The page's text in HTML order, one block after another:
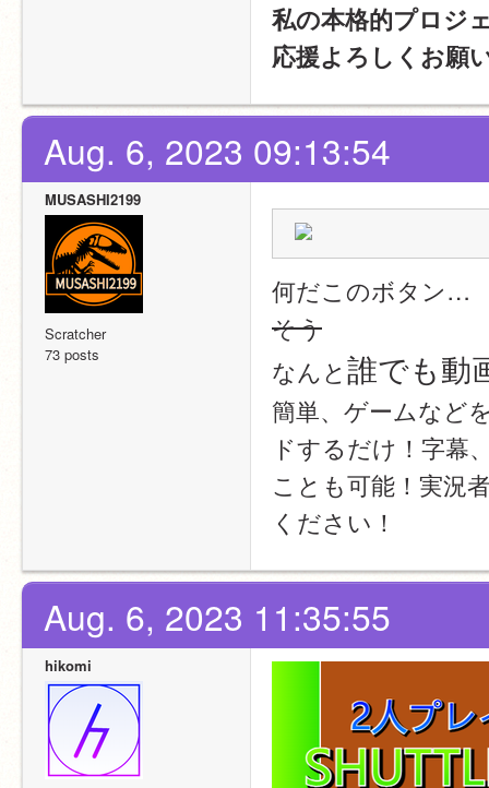
私の本格的プロジ
応援よろしくお願
Aug. 6, 2023 09:13:54
MUSASHI2199
Scratcher
73 posts
何だこのボタン…
そう
なんと誰でも動
簡単、ゲームなど
ドするだけ！字幕
ことも可能！実況
ください！
Aug. 6, 2023 11:35:55
hikomi